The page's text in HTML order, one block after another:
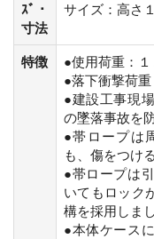
ｽﾞ・
寸法
サイズ：高さ
特徴
●使用荷重：１
●落下衝撃荷
●建設工事現
の墜落事故を
●帯ロープは
も、傷をつけ
●帯ロープは
いてもロック
構を採用しまし
●本体ケース